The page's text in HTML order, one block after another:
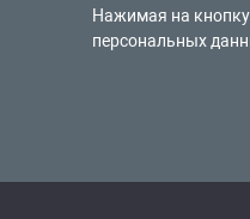
Нажимая на
персональных